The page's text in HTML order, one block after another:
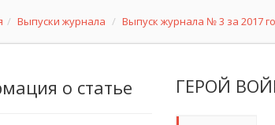
Выпуски журнала Выпуск журнала № 3 за 2017
о статье ГЕРОЙ